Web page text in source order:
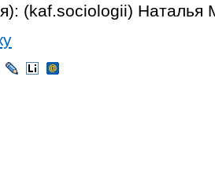
(kaf.sociologii) Наталья